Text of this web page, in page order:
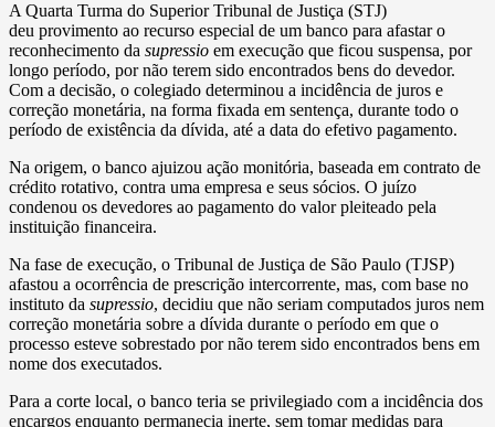
A Quarta Turma do Superior Tribunal de Justiça (STJ)
deu provimento ao recurso especial de um banco para afastar o
reconhecimento da supressio em execução que ficou suspensa, por
longo período, por não terem sido encontrados bens do devedor.
Com a decisão, o colegiado determinou a incidência de juros e
correção monetária, na forma fixada em sentença, durante todo o
período de existência da dívida, até a data do efetivo pagamento.
Na origem, o banco ajuizou ação monitória, baseada em contrato de
crédito rotativo, contra uma empresa e seus sócios. O juízo
condenou os devedores ao pagamento do valor pleiteado pela
instituição financeira.
Na fase de execução, o Tribunal de Justiça de São Paulo (TJSP)
afastou a ocorrência de prescrição intercorrente, mas, com base no
instituto da supressio, decidiu que não seriam computados juros nem
correção monetária sobre a dívida durante o período em que o
processo esteve sobrestado por não terem sido encontrados bens em
nome dos executados.
Para a corte local, o banco teria se privilegiado com a incidência dos
encargos enquanto permanecia inerte, sem tomar medidas para